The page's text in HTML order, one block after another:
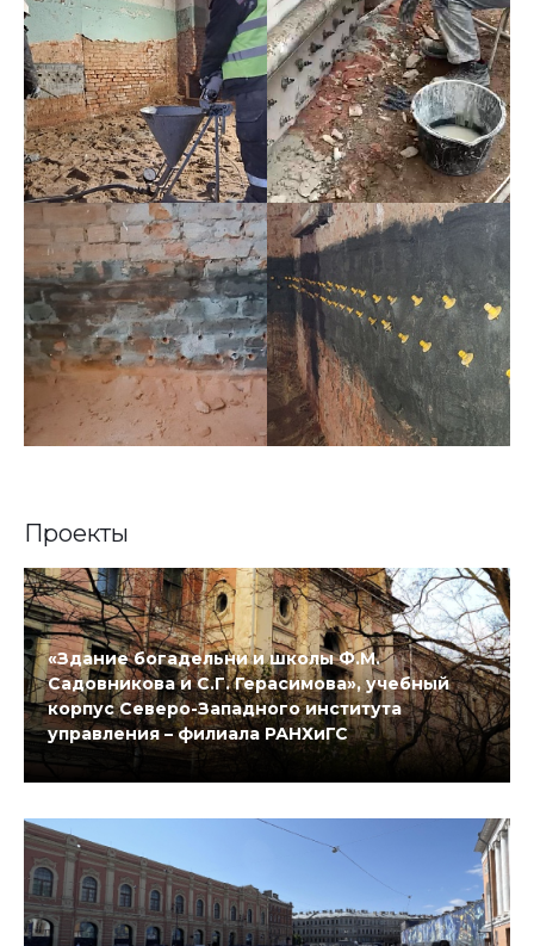
Проекты
«Здание богадельни и школы Ф.М.
Садовникова и С.Г. Герасимова», учебный
корпус Северо-Западного института
управления – филиала РАНХиГС